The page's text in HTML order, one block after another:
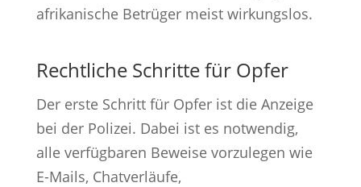
afrikanische Betrüger meist wirkungslos.
Rechtliche Schritte für Opfer
Der erste Schritt für Opfer ist die Anzeige
bei der Polizei. Dabei ist es notwendig,
alle verfügbaren Beweise vorzulegen wie
E-Mails, Chatverläufe,